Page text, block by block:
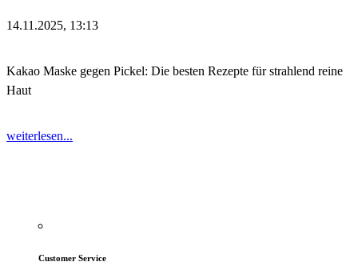
14.11.2025, 13:13
Kakao Maske gegen Pickel: Die besten Rezepte für strahlend reine
Haut
weiterlesen...
Customer Service